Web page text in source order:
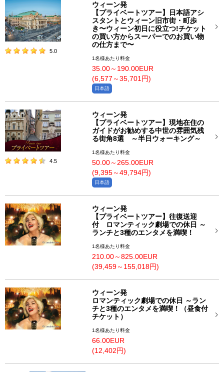
5.0
ウィーン発
【プライベートツアー】日本語アシ
スタントとウィーン旧市街・町歩
き〜ウィーン初日に役立つ!チケット
の買い方からスーパーでのお買い物
の仕方まで〜
1名様あたり料金
35.00～190.00EUR
(6,577～35,701円)
日本語
4.5
ウィーン発
【プライベートツアー】現地在住の
ガイドがお勧めする中世の雰囲気残
る街角8選 ～半日ウォーキング～
1名様あたり料金
50.00～265.00EUR
(9,395～49,794円)
日本語
ウィーン発
【プライベートツアー】往復送迎
付 ロマンティック劇場での休日 ～
ランチと3種のエンタメを満喫！
1名様あたり料金
210.00～825.00EUR
(39,459～155,018円)
ウィーン発
ロマンティック劇場での休日 ～ラン
チと3種のエンタメを満喫！（昼食付
チケット）
1名様あたり料金
66.00EUR
(12,402円)